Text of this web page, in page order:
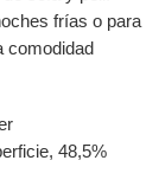
frías o para
comodidad
48,5%